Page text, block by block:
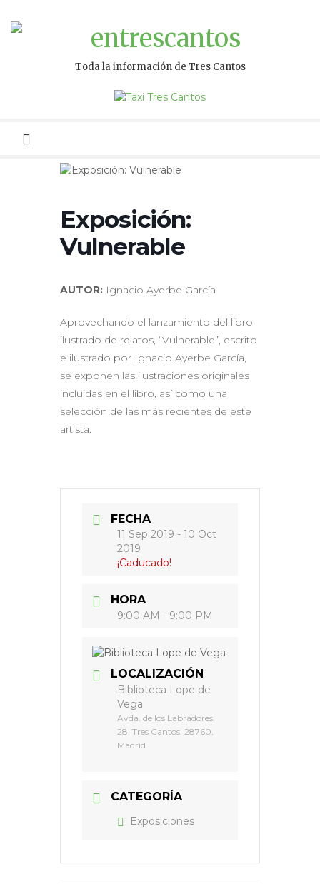
Toda la información de Tres Cantos
Exposición:
Vulnerable
AUTOR: Ignacio Ayerbe García
Aprovechando el lanzamiento del libro
ilustrado de relatos, “Vulnerable”, escrito
e ilustrado por Ignacio Ayerbe García,
se exponen las ilustraciones originales
incluidas en el libro, así como una
selección de las más recientes de este
artista.
FECHA
11 Sep 2019 - 10 Oct
2019
¡Caducado!
HORA
9:00 AM - 9:00 PM
LOCALIZACIÓN
Biblioteca Lope de
Vega
Avda. de los Labradores,
28, Tres Cantos, 28760,
Madrid
CATEGORÍA
Exposiciones